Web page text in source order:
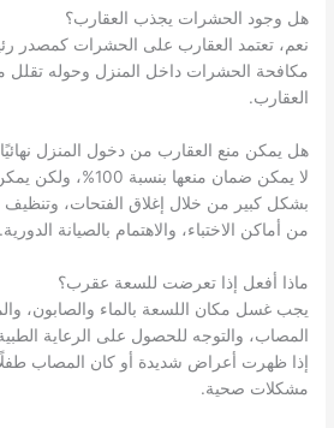
هل وجود الحشرات يجذب العقارب؟
نعم، تعتمد العقارب على الحشرات كمصدر
مكافحة الحشرات داخل المنزل وحوله تقلل
العقارب.
هل يمكن منع العقارب من دخول المنزل
لا يمكن ضمان منعها
بشكل كبير من خلال إغلاق الفتحات،
من أماكن الاختباء، والاهتمام بالصيانة الدورية.
ماذا أفعل إذا تعرضت للسعة عقرب؟
يجب غسل مكان اللسعة بالماء والصابون،
المصاب، والتوجه للحصول على الرعاية
إذا ظهرت أعراض شديدة أو كان المصاب
مشكلات صحية.